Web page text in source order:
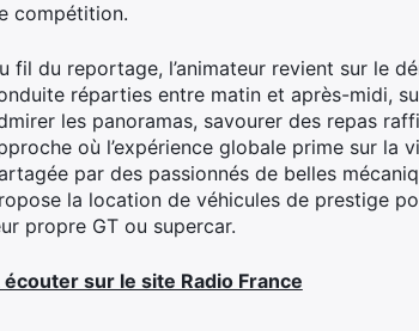
compétition.
fil du reportage, l’animateur revient sur le
réparties entre matin et après-midi,
les panoramas, savourer des repas
où l’expérience globale prime sur la
par des passionnés de belles
la location de véhicules de prestige
propre GT ou supercar.
écouter sur le site Radio France